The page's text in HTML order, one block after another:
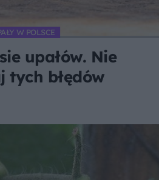
W POLSCE
upałów. Nie
tych błędów